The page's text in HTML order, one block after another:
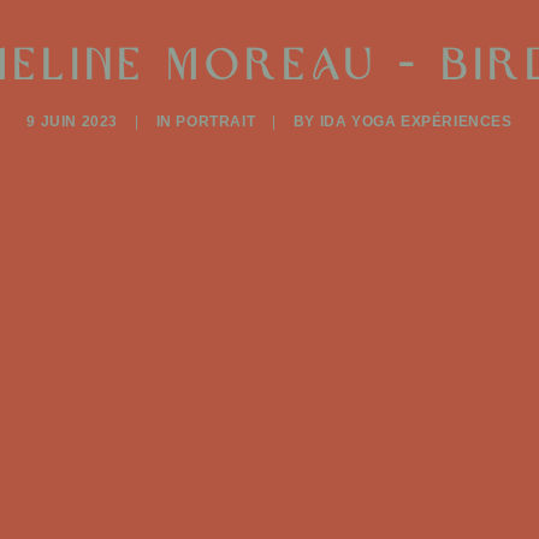
Moreau -
9 JUIN 2023 IN PORTRAIT BY IDA YOGA EXPÉRIENCES